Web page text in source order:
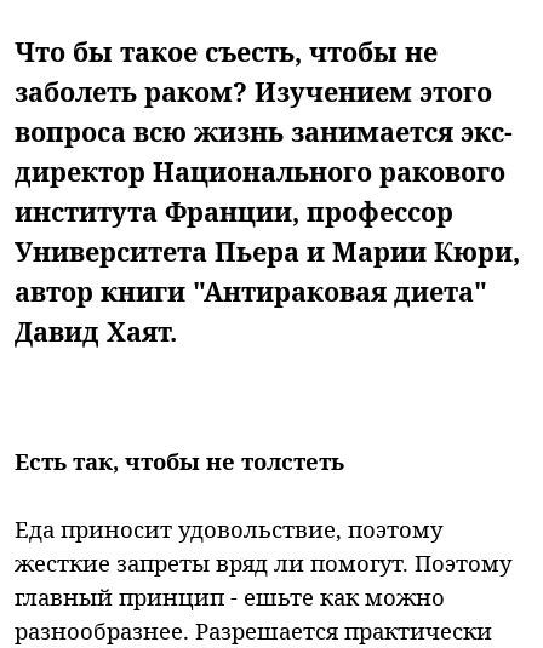
Что бы такое съесть, чтобы не
заболеть раком? Изучением этого
вопроса всю жизнь занимается экс-
директор Национального ракового
института Франции, профессор
Университета Пьера и Марии Кюри,
автор книги "Антираковая диета"
Давид Хаят.
Есть так, чтобы не толстеть
Еда приносит удовольствие, поэтому
жесткие запреты вряд ли помогут. Поэтому
главный принцип - ешьте как можно
разнообразнее. Разрешается практически